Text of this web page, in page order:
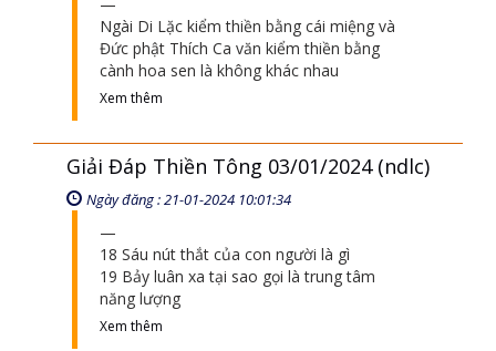
Ngài Di Lặc kiểm thiền bằng cái miệng và
Đức phật Thích Ca văn kiểm thiền bằng
cành hoa sen là không khác nhau
Xem thêm
Giải Đáp Thiền Tông 03/01/2024 (ndlc)
Ngày đăng : 21-01-2024 10:01:34
18 Sáu nút thắt của con người là gì
19 Bảy luân xa tại sao gọi là trung tâm
năng lượng
Xem thêm